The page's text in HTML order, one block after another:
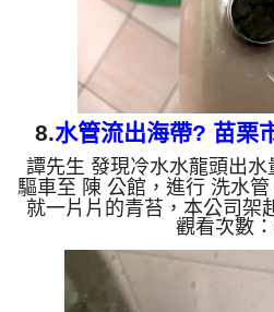
8.水管流出海帶? 苗栗
譚先生 發現冷水水龍頭出水
驅車至 陳 公館，進行 洗水
就一片片的青苔，本公司架
灌入 檸檬酸水 至管路裡面，
清洗機 ，啟動 脈衝波 模式
水，還不時噴出青苔，就像
片，主因是水塔蓋子飛了，
觀看次數